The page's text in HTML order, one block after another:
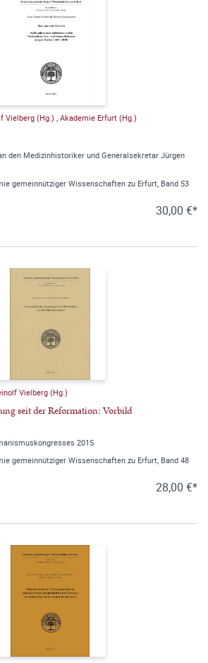
Vielberg (Hg.) , Akademie Erfurt (Hg.)
den Medizinhistoriker und Generalsekretar Jürgen
gemeinnütziger Wissenschaften zu Erfurt, Band 53
30,00 €*
Vielberg (Hg.)
seit der Reformation: Vorbild
2015
gemeinnütziger Wissenschaften zu Erfurt, Band 48
28,00 €*